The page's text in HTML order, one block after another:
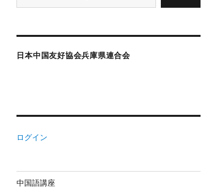
日本中国友好協会兵庫県連合会
ログイン
中国語講座